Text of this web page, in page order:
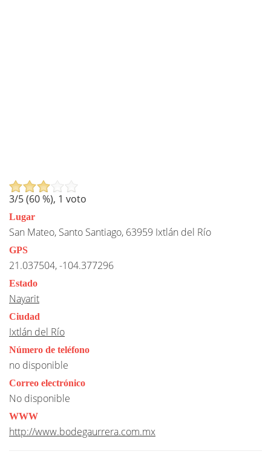
3/5 (60%), 1 voto
Lugar
San Mateo, Santo Santiago, 63959 Ixtlán del Río
GPS
21.037504, -104.377296
Estado
Nayarit
Ciudad
Ixtlán del Río
Número de teléfono
no disponible
Correo electrónico
No disponible
WWW
http://www.bodegaurrera.com.mx